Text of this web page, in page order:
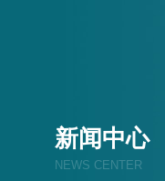
新闻中心
NEWS CENTER